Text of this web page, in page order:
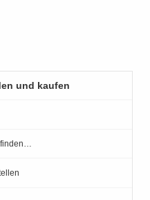
und kaufen
finden…